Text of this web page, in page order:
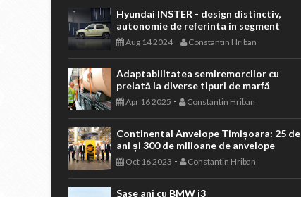
Hyundai INSTER - design distinctiv,
autonomie de referinta in segment
Aug 14 2024- Constantin Hriban
Adaptabilitatea semiremorcilor cu
prelată la diverse tipuri de marfă
Apr 16 2025 - Constantin Hriban
Continental Anvelope Timișoara: 25 de
ani și 300 de milioane de anvelope
Oct 16 2023 - Constantin Hriban
Sase ani cu BMW i3